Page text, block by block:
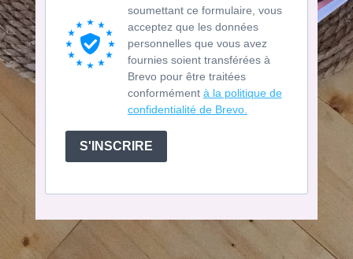
soumettant ce formulaire, vous
acceptez que les données
personnelles que vous avez
fournies soient transférées à
Brevo pour être traitées
conformément à la politique de
confidentialité de Brevo.
S'INSCRIRE